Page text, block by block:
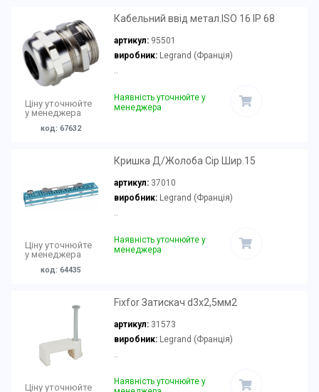
Ціну уточнюйте
у менеджера
код: 67632
Кабельний ввід метал.ISO 16 IP 68
артикул: 95501
виробник:Legrand (Франція)
..
Наявність уточнюйте у
менеджера
Ціну уточнюйте
у менеджера
код: 64435
Кришка Д/Жолоба Сір Шир.15
артикул: 37010
виробник:Legrand (Франція)
Наявність уточнюйте у
менеджера
Ціну уточнюйте
Fixfor Затискач d3х2,5мм2
артикул: 31573
виробник:Legrand (Франція)
..
Наявність уточнюйте у